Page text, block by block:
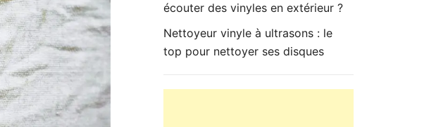
écouter des vinyles en extérieur ?
Nettoyeur vinyle à ultrasons : le
top pour nettoyer ses disques